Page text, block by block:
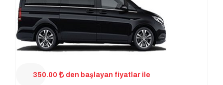
350.00 den başlayan fiyatlar ile